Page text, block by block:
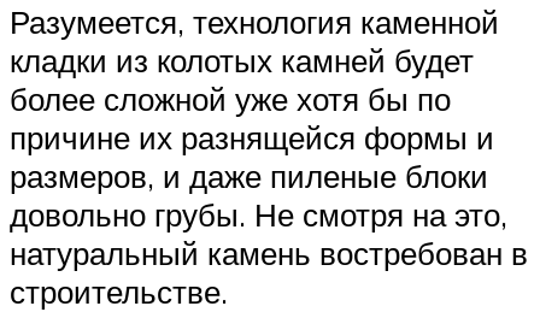
Разумеется, технология каменной
кладки из колотых камней будет
более сложной уже хотя бы по
причине их разнящейся формы и
размеров, и даже пиленые блоки
довольно грубы. Не смотря на это,
натуральный камень востребован в
строительстве.